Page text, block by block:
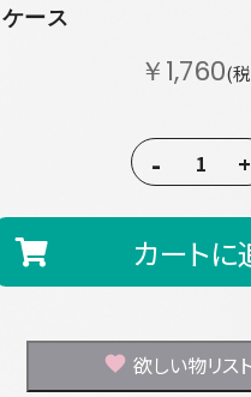
ース
￥1,760(
- +
カートに
欲しい物リス